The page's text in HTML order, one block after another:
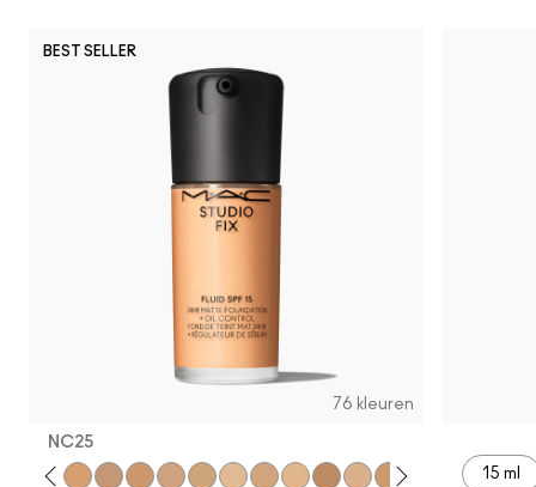
BEST SELLER
76 kleuren
NC25
15 ml